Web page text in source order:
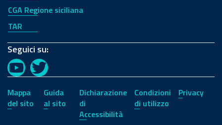
CGA Regione siciliana
TAR
Seguici su:
YouTubeTwitter
Mappa
del sito
Guida
al sito
Dichiarazione
di
Accessibilità
Condizioni
di utilizzo
Privacy